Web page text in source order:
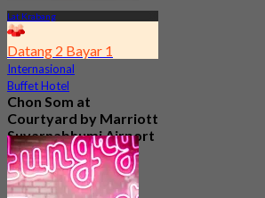
Lat Krabang
Datang 2 Bayar 1
Internasional
Buffet Hotel
Chon Som at
Courtyard by Marriott
Suvarnabhumi Airport
4.8
15.1K telah dipesan
Dari฿ 595